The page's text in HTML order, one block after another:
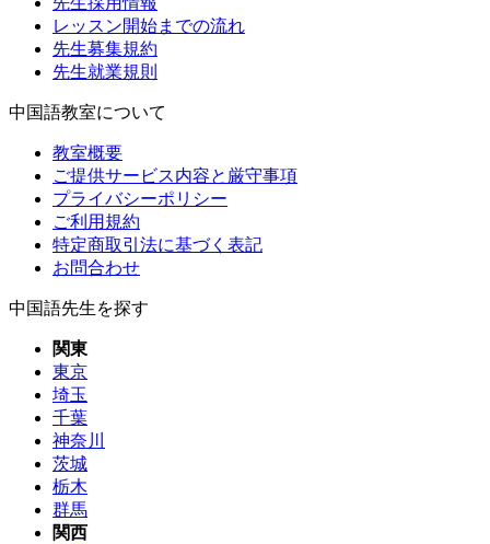
レッスン開始までの流れ
先生募集規約
先生就業規則
中国語教室について
教室概要
ご提供サービス内容と厳守事項
プライバシーポリシー
ご利用規約
特定商取引法に基づく表記
お問合わせ
中国語先生を探す
関東
東京
埼玉
千葉
神奈川
茨城
栃木
群馬
関西